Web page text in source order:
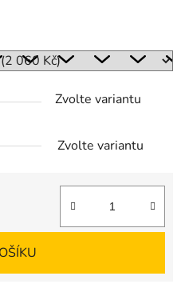
Zvolte variantu
Zvolte variantu